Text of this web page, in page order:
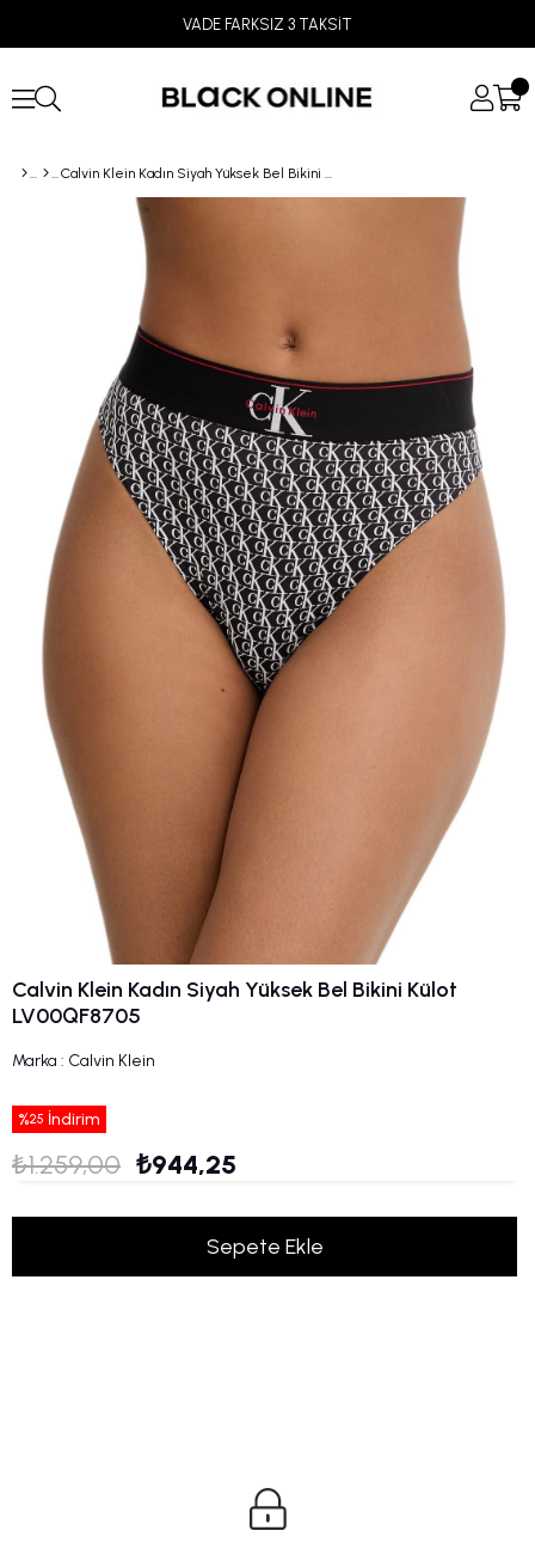
VADE FARKSIZ 3 TAKSİT
Calvin Klein Kadın Siyah Yüksek Bel Bikini Külot LV00QF8705
Calvin Klein Kadın Siyah Yüksek Bel Bikini Külot
LV00QF8705
Marka : Calvin Klein
%25 İndirim
₺1.259,00 ₺944,25